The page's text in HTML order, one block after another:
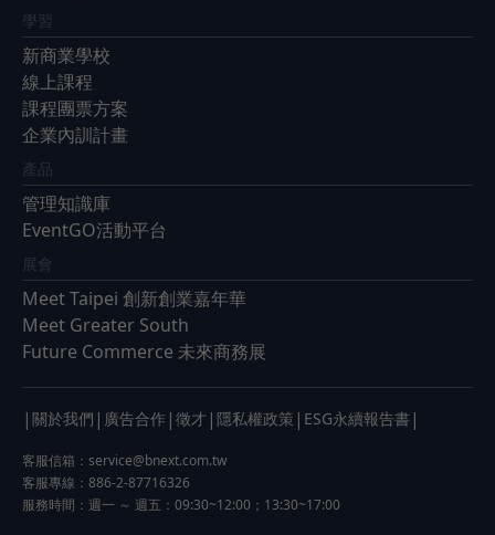
學習
新商業學校
線上課程
課程團票方案
企業內訓計畫
產品
管理知識庫
EventGO活動平台
展會
Meet Taipei 創新創業嘉年華
Meet Greater South
Future Commerce 未來商務展
| 關於我們 | 廣告合作 | 徵才 | 隱私權政策 | ESG永續報告書 |
客服信箱： service@bnext.com.tw
客服專線：886-2-87716326
服務時間：週一 ～ 週五：09:30~12:00；13:30~17:00